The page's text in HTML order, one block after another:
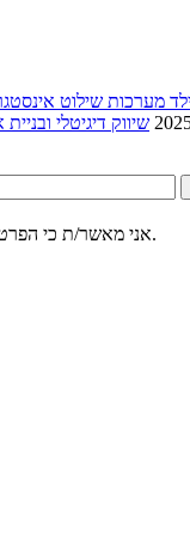
שיווק דיגיטלי
אני מאשר/ת כישל האתר.